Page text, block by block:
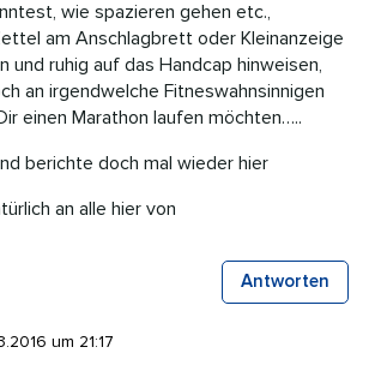
wie spazieren gehen etc.,
am Anschlagbrett oder Kleinanzeige
und ruhig auf das Handcap hinweisen,
an irgendwelche Fitneswahnsinnigen
einen Marathon laufen möchten…..
berichte doch mal wieder hier
an alle hier von
Antworten
um 21:17